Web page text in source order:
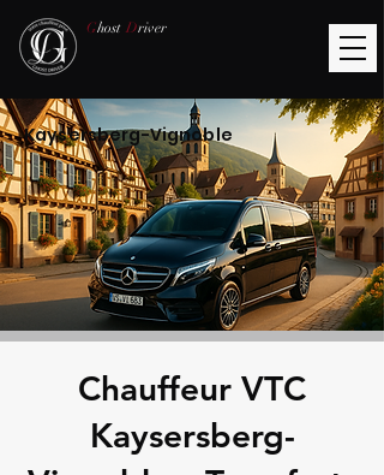
Ghost Driver
Kaysersberg-Vignoble
Chauffeur VTC
Kaysersberg-